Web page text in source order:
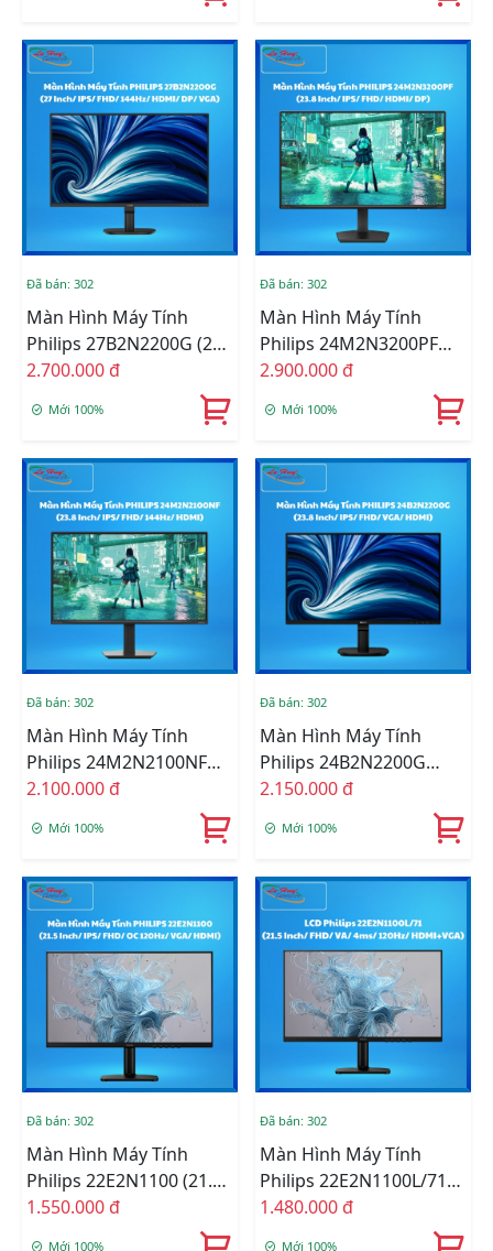
Đã bán: 302
Màn Hình Máy Tính
Philips 27B2N2200G (27
Inch/ IPS/ FHD/ 144Hz/
2.700.000 đ
Mới 100%
Đã bán: 302
Màn Hình Máy Tính
Philips 24M2N3200PF
(23.8 Inch/ IPS/ FHD/
2.900.000 đ
Mới 100%
Đã bán: 302
Màn Hình Máy Tính
Philips 24M2N2100NF
(23.8 Inch/ IPS/ FHD/
2.100.000 đ
Mới 100%
Đã bán: 302
Màn Hình Máy Tính
Philips 24B2N2200G
(23.8 Inch/ IPS/ FHD/
2.150.000 đ
Mới 100%
Đã bán: 302
Màn Hình Máy Tính
Philips 22E2N1100 (21.5
Inch/ IPS/ FHD/ OC
1.550.000 đ
Mới 100%
Đã bán: 302
Màn Hình Máy Tính
Philips 22E2N1100L/71
(21.5 Inch/ FHD/ VA/
1.480.000 đ
Mới 100%